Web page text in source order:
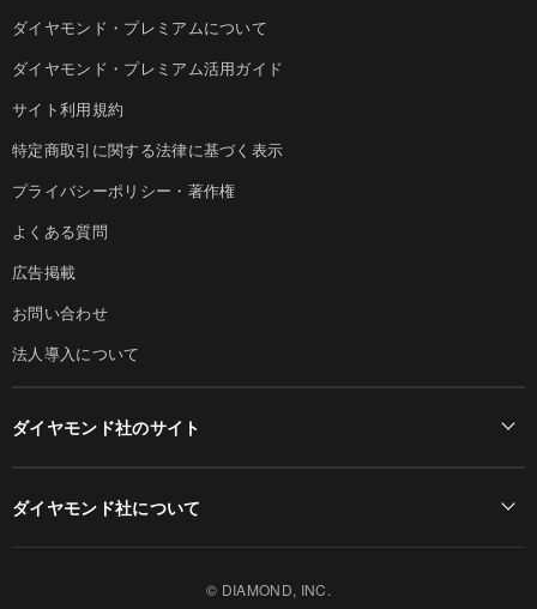
ダイヤモンド・プレミアムについて
ダイヤモンド・プレミアム活用ガイド
サイト利用規約
特定商取引に関する法律に基づく表示
プライバシーポリシー・著作権
よくある質問
広告掲載
お問い合わせ
法人導入について
ダイヤモンド社のサイト
ダイヤモンド社について
© DIAMOND, INC.